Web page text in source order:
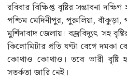
রবিবার বিক্ষিপ্ত বৃষ্টির সম্ভাবনা
পশ্চিম মেদিনীপুর, পুরুলিয়া, বাঁকুড়া,
মুর্শিদাবাদ জেলায়। বজ্রবিদ্যুৎ-সহ
কিলোমিটার প্রতি ঘণ্টা বেগে
কোথাও কোথাও। তবে ভারী
সতর্কতা জারি নেই।